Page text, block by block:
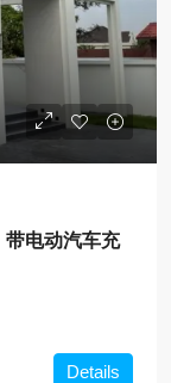
带电动汽车充
Details